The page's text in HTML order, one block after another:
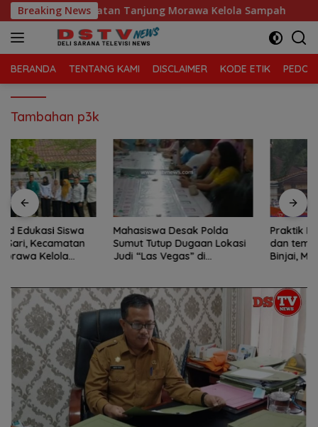
Langsung
ke
konten
Breaking News
Sari, Kecamatan Tanjung Morawa Kelola Sampah
BERANDA TENTANG KAMI DISCLAIMER KODE ETIK
Tambahan p3k
Mahasiswa Desak Polda
Sumut Tutup Dugaan Lokasi
Judi “Las Vegas” di
Praktik Perjudian Dadu putar
dan tembak ikan, marak di
Binjai, Mahasiswa Desak